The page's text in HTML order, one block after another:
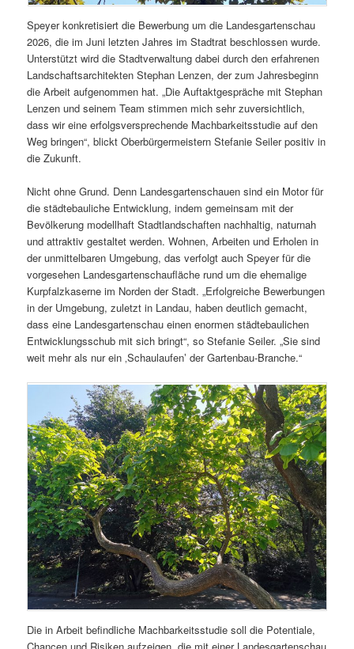
Speyer konkretisiert die Bewerbung um die Landesgartenschau
2026, die im Juni letzten Jahres im Stadtrat beschlossen wurde.
Unterstützt wird die Stadtverwaltung dabei durch den erfahrenen
Landschaftsarchitekten Stephan Lenzen, der zum Jahresbeginn
die Arbeit aufgenommen hat. „Die Auftaktgespräche mit Stephan
Lenzen und seinem Team stimmen mich sehr zuversichtlich,
dass wir eine erfolgsversprechende Machbarkeitsstudie auf den
Weg bringen“, blickt Oberbürgermeistern Stefanie Seiler positiv in
die Zukunft.
Nicht ohne Grund. Denn Landesgartenschauen sind ein Motor für
die städtebauliche Entwicklung, indem gemeinsam mit der
Bevölkerung modellhaft Stadtlandschaften nachhaltig, naturnah
und attraktiv gestaltet werden. Wohnen, Arbeiten und Erholen in
der unmittelbaren Umgebung, das verfolgt auch Speyer für die
vorgesehen Landesgartenschaufläche rund um die ehemalige
Kurpfalzkaserne im Norden der Stadt. „Erfolgreiche Bewerbungen
in der Umgebung, zuletzt in Landau, haben deutlich gemacht,
dass eine Landesgartenschau einen enormen städtebaulichen
Entwicklungsschub mit sich bringt“, so Stefanie Seiler. „Sie sind
weit mehr als nur ein ‚Schaulaufen‛ der Gartenbau-Branche.“
Die in Arbeit befindliche Machbarkeitsstudie soll die Potentiale,